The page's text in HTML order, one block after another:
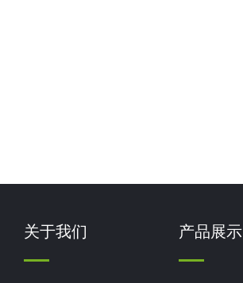
关于我们 产品展示